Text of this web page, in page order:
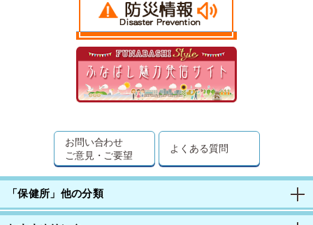
お問い合わせ
ご意見・ご要望
よくある質問
「保健所」他の分類